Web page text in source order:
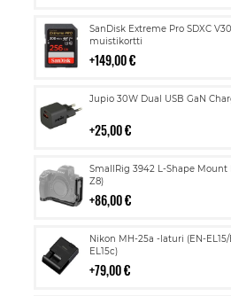
SanDisk Extreme Pro SDXC
muistikortti
149,00 €
Lisää
ostoskoriin
Jupio 30W Dual USB GaN
25,00 €
Lisää
SmallRig 3942 L-Shape
Z8)
86,00 €
Lisää
ostoskoriin
Nikon MH-25a -laturi (EN-EL15/
EL15c)
79,00 €
Lisää
ostoskoriin